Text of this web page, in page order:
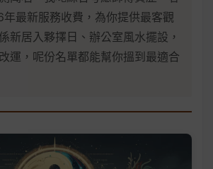
最新服務收費，為你提供最客觀
新居入夥擇日、辦公室風水擺設，
運，呢份名單都能幫你搵到最適合